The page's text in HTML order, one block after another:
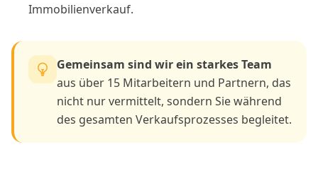
Immobilienverkauf.
Gemeinsam sind wir ein starkes Team
aus über 15 Mitarbeitern und Partnern, das
nicht nur vermittelt, sondern Sie während
des gesamten Verkaufsprozesses begleitet.